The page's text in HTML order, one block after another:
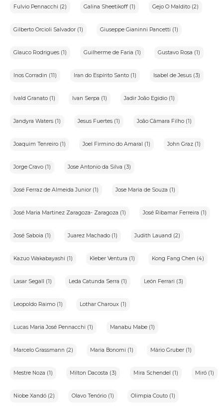
Fulvio Pennacchi (2) Galina Sheetikoff (1) Gejo O Maldito (2)
Gilberto Orcioli Salvador (1) Giuseppe Gianinni Pancetti (1)
Glauco Rodrigues (1) Guilherme de Faria (1) Gustavo Rosa (1)
Inos Corradin (11) Iran do Espírito Santo (1) Isabel de Jesus (3)
Ivald Granato (1) Ivan Serpa (1) Jadir João Egidio (1)
Jandyra Waters (1) Jesus Fuertes (1) João Câmara Filho (1)
Joaquim Tenreiro (1) Joel Firmino do Amaral (1) John Graz (1)
Jorge Cravo (1) Jose Antonio da Silva (3)
José Ferraz de Almeida Junior (1) Jose Maria de Souza (1)
José Maria Martinez Zaragoza- Zaragoza (1) José Ribamar Ferreira (1)
José Saboia (1) Juarez Machado (1) Judith Lauand (2)
Kazuo Wakabayashi (1) Kleber Ventura (1) Kong Fang Chen (4)
Lasar Segall (1) Leda Catunda Serra (1) León Ferrari (3)
Leopoldo Raimo (1) Lothar Charoux (1)
Lucas Maria José Pennacchi (1) Manabu Mabe (1)
Marcelo Grassmann (2) Maria Bonomi (1) Mário Gruber (1)
Mestre Noza (1) Milton Dacosta (3) Mira Schendel (1) Miró (1)
Niobe Xandó (2) Olavo Tenório (1) Olimpia Couto (1)